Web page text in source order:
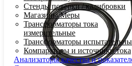
Стенды поверки / калибровки
Магазины/Меры
Трансформаторы тока
измерительные
Трансформаторы
Компараторы и источники тока
Анализаторы качества и